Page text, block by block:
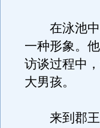
在泳池中
一种形象。
访谈过程中
大男孩。
来到郡王